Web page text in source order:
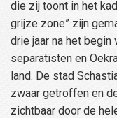
die zij toont in het
grijze zone” zijn
drie jaar na het
separatisten en
land. De stad
zwaar getroffen en
zichtbaar door de